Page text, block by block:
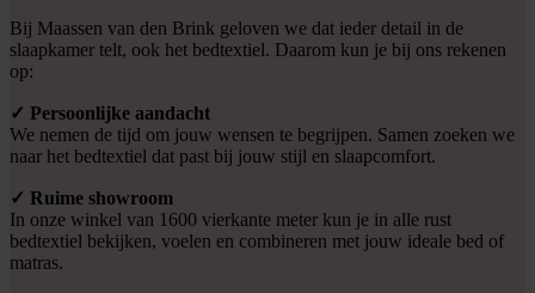
Bij Maassen van den Brink geloven we dat ieder detail in de
slaapkamer telt, ook het bedtextiel. Daarom kun je bij ons rekenen
op:
✓ Persoonlijke aandacht
We nemen de tijd om jouw wensen te begrijpen. Samen zoeken we
naar het bedtextiel dat past bij jouw stijl en slaapcomfort.
✓ Ruime showroom
In onze winkel van 1600 vierkante meter kun je in alle rust
bedtextiel bekijken, voelen en combineren met jouw ideale bed of
matras.